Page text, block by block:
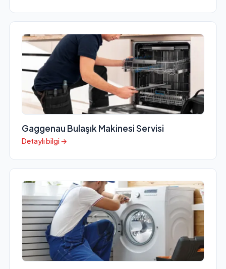
Gaggenau Bulaşık Makinesi Servisi
Detaylı bilgi →